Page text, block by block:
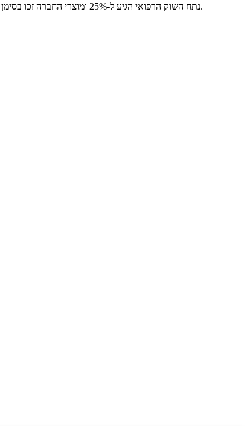
נתח השוק הרפואי הגיע ל-25% ומוצרי החברה זכו בסימן המסחרי המפורסם של מחוז שאאנשי. 280 עובדים, 7 סדנאות ייצור סטנדרטיות, 6 מחלקות שעובדות יחד כדי להבטיח את איכות המוצר וזמני האספקה.